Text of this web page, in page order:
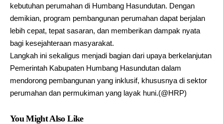
kebutuhan perumahan di Humbang Hasundutan. Dengan
demikian, program pembangunan perumahan dapat berjalan
lebih cepat, tepat sasaran, dan memberikan dampak nyata
bagi kesejahteraan masyarakat.
Langkah ini sekaligus menjadi bagian dari upaya berkelanjutan
Pemerintah Kabupaten Humbang Hasundutan dalam
mendorong pembangunan yang inklusif, khususnya di sektor
perumahan dan permukiman yang layak huni.(@HRP)
You Might Also Like